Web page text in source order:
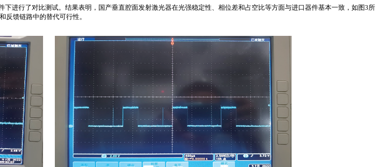
进行了对比测试。结果表明，国产垂直腔面发射激光器在光强稳定性、相位差和占空比等方面与进口器件基本一致，如图3所
反馈链路中的替代可行性。